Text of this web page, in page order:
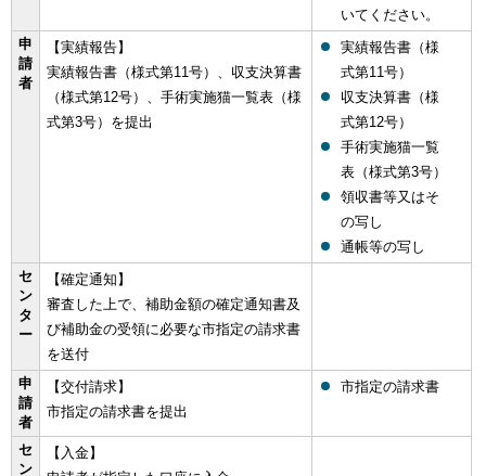
いてください。
申
請
者
【実績報告】
実績報告書（様式第11号）、収支決算書
（様式第12号）、手術実施猫一覧表（様
式第3号）を提出
実績報告書（様
式第11号）
収支決算書（様
式第12号）
手術実施猫一覧
表（様式第3号）
領収書等又はそ
の写し
通帳等の写し
セ
ン
タ
ー
【確定通知】
審査した上で、補助金額の確定通知書及
び補助金の受領に必要な市指定の請求書
を送付
申
請
者
【交付請求】
市指定の請求書を提出
市指定の請求書
セ
ン
【入金】